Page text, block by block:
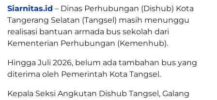
Siarnitas.id – Dinas Perhubungan (Dishub) Kota
Tangerang Selatan (Tangsel) masih menunggu
realisasi bantuan armada bus sekolah dari
Kementerian Perhubungan (Kemenhub).
Hingga Juli 2026, belum ada tambahan bus yang
diterima oleh Pemerintah Kota Tangsel.
Kepala Seksi Angkutan Dishub Tangsel, Galang